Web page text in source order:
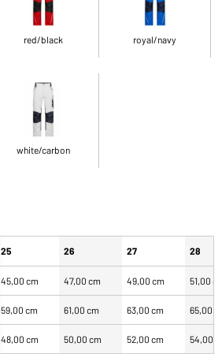
red/black royal/navy
white/carbon
25 26 27 28
45,00 cm 47,00 cm 49,00 cm 51,00
59,00 cm 61,00 cm 63,00 cm 65,00
48,00 cm 50,00 cm 52,00 cm 54,00